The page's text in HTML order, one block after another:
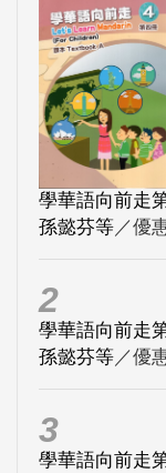
學華語向前走
孫懿芬等／優
2
學華語向前走
孫懿芬等／優
3
學華語向前走